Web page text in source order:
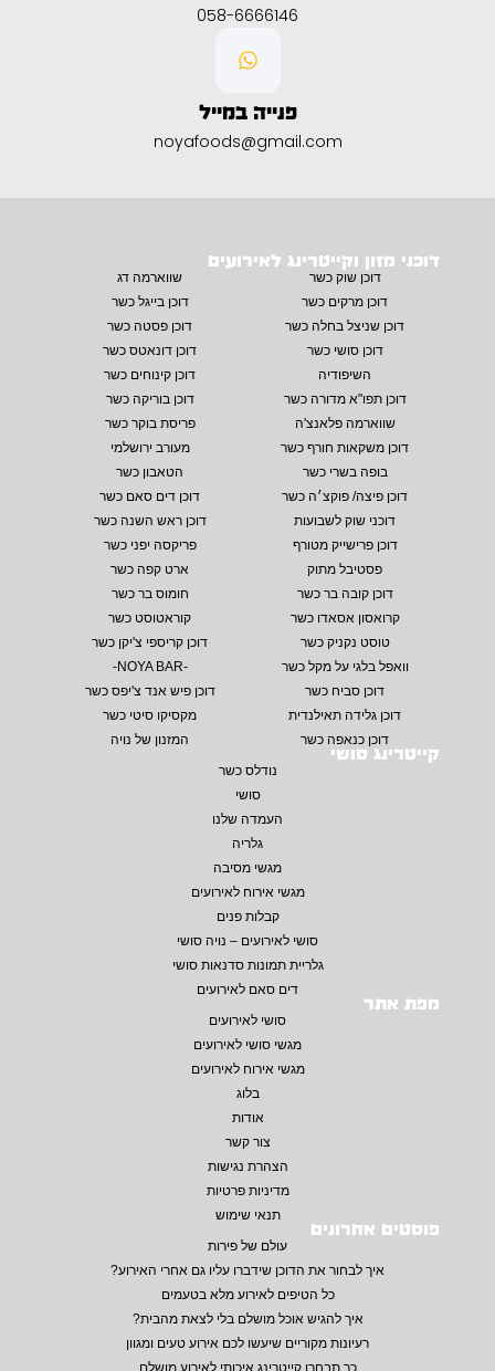
058-6666146
פנייה במייל
noyafoods@gmail.com
דוכני מזון וקייטרינג לאירועים
דוכן שוק כשר
שווארמה דג
דוכן מרקים כשר
דוכן בייגל כשר
דוכן שניצל בחלה כשר
דוכן פסטה כשר
דוכן סושי כשר
דוכן דונאטס כשר
השיפודיה
דוכן קינוחים כשר
דוכן תפו"א מדורה כשר
דוכן בוריקה כשר
שווארמה פלאנצ'ה
פריסת בוקר כשר
דוכן משקאות חורף כשר
מעורב ירושלמי
בופה בשרי כשר
הטאבון כשר
דוכן פיצה/ פוקצ׳ה כשר
דוכן דים סאם כשר
דוכני שוק לשבועות
דוכן ראש השנה כשר
דוכן פרישייק מטורף
פריקסה יפני כשר
פסטיבל מתוק
ארט קפה כשר
דוכן קובה בר כשר
חומוס בר כשר
קרואסון אסאדו כשר
קוראטוסט כשר
טוסט נקניק כשר
דוכן קריספי צ'יקן כשר
וואפל בלגי על מקל כשר
-NOYA BAR-
דוכן סביח כשר
דוכן פיש אנד צ'יפס כשר
דוכן גלידה תאילנדית
מקסיקו סיטי כשר
דוכן כנאפה כשר
המזנון של נויה
קייטרינג סושי
נודלס כשר
סושי
העמדה שלנו
גלריה
מגשי מסיבה
מגשי אירוח לאירועים
קבלות פנים
סושי לאירועים – נויה סושי
גלריית תמונות סדנאות סושי
דים סאם לאירועים
פוסטים אחרונים
עולם של פירות
איך לבחור את הדוכן שידברו עליו גם אחרי האירוע?
כל הטיפים לאירוע מלא בטעמים
איך להגיש אוכל מושלם בלי לצאת מהבית?
רעיונות מקוריים שיעשו לכם אירוע טעים ומגוון
מפת אתר
סושי לאירועים
מגשי סושי לאירועים
מגשי אירוח לאירועים
בלוג
אודות
צור קשר
הצהרת נגישות
מדיניות פרטיות
תנאי שימוש